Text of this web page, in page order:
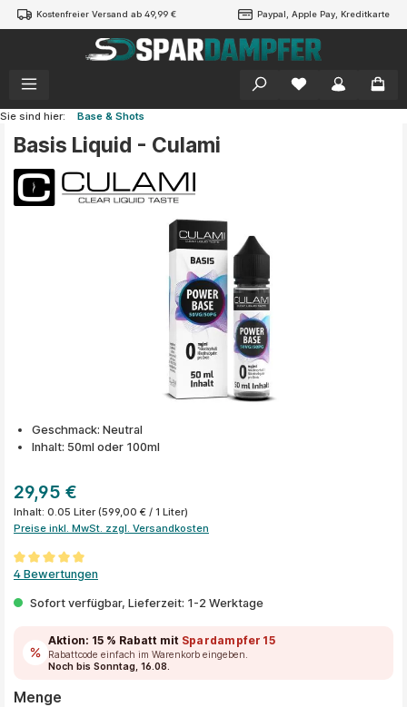
springen
Kostenfreier Versand ab 49,99 € Paypal, Apple Pay, Kreditkarte
Sie sind hier: Base & Shots
Basis Liquid - Culami
Geschmack: Neutral
Inhalt: 50ml oder 100ml
29,95 €
Inhalt: 0.05 Liter (599,00 € / 1 Liter)
Preise inkl. MwSt. zzgl. Versandkosten
Durchschnittliche Bewertung von 5 von 5 Sternen
4 Bewertungen
Sofort verfügbar, Lieferzeit: 1-2 Werktage
Aktion: 15 % Rabatt mit Spardampfer15
Rabattcode einfach im Warenkorb eingeben.
Noch bis Sonntag, 16.08.
Menge